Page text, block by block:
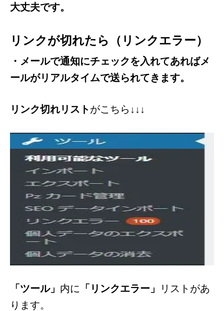
大丈夫です。
リンクが切れたら（リンクエラー）
・メールで通知にチェックを入れてあればメ
ールがリアルタイムで送られてきます。
リンク切れリストがこちら↓↓↓
「ツール」 内に 「リンクエラー」
リストがあ
ります。